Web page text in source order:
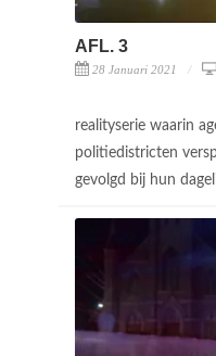
AFL. 3
28 Januari 2021
realityserie waarin
politiedistricten
gevolgd bij hun